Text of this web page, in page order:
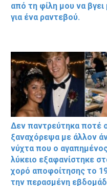
από τη φίλη μου να
για ένα ραντεβού.
Δεν παντρεύτηκα ποτέ
ξαναχόρεψα με άλλον
νύχτα που ο
λύκειο εξαφανίστηκε
χορό αποφοίτησης το
την περασμένη